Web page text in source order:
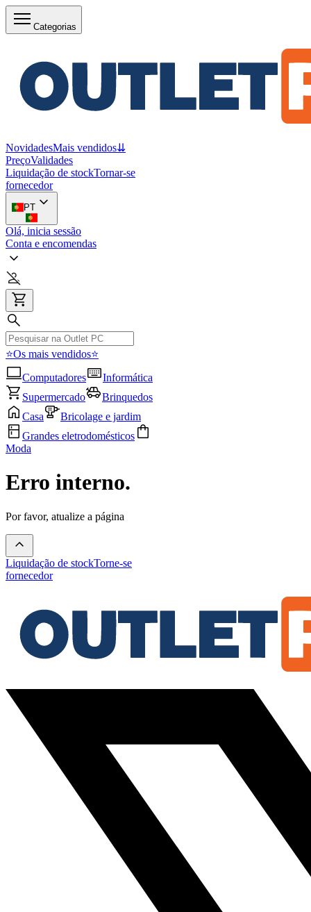
Categorias
NovidadesMais vendidos⇊
PreçoValidades
Liquidação de stockTornar-se
fornecedor
PT
Olá, inicia sessão
Conta e encomendas
⭐Os mais vendidos⭐
Computadores
Informática
Supermercado
Brinquedos
Casa
Bricolage e jardim
Grandes eletrodomésticos
Moda
Erro interno.
Por favor, atualize a página
Liquidação de stockTorne-se
fornecedor